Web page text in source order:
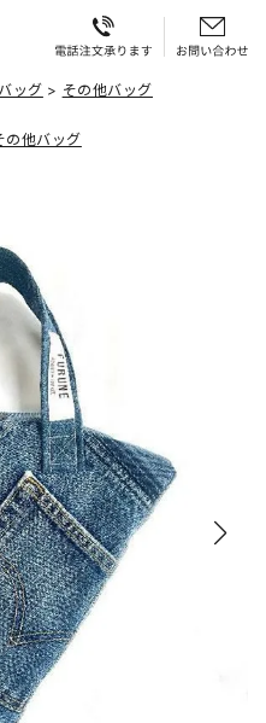
バッグ
その他バッグ
の他バッグ